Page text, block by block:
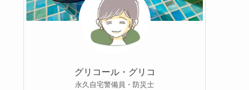
グリコール・グリコ
永久自宅警備員・防災士